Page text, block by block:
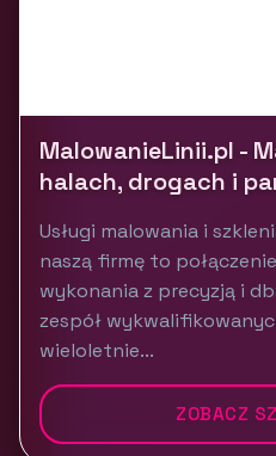
MalowanieLinii.pl -
halach, drogach i
Usługi malowania i
naszą firmę to
wykonania z precyzją i
zespół
wieloletnie...
ZOBACZ